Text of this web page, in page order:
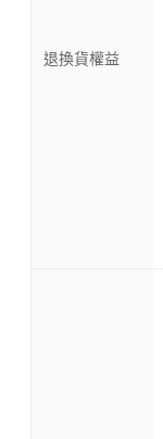
退換貨權益